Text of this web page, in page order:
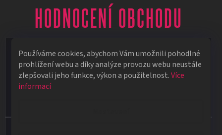
Používáme cookies, abychom Vám umožnili pohodlné
prohlížení webu a díky analýze provozu webu neustále
zlepšovali jeho funkce, výkon a použitelnost.Více
informací
HODNOCENÍ OBCHODU
Vít Vápeník
★★★★★
Poradí, pomůžou. Zboží je kvalitní a rychlé dodání pokud je zboží